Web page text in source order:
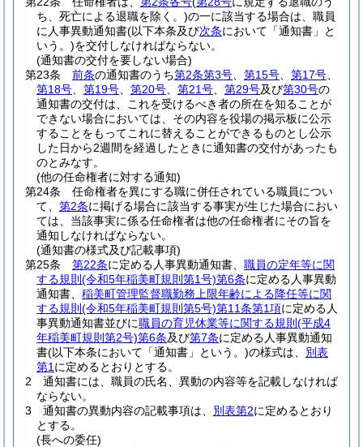
ち、死亡による退職を除く。)の一に該当する場合は、職員
に人事異動通知書(以下本条及び次条において「通知書」と
いう。)を交付しなければならない。
(通知書の交付を要しない場合)
第23条
前条の通知書のうち第2条第3号 第15号 第17号
第18号
第19号 第20号 第21号 第29号及び第30号の
通知書の交付は、これを受けるべき者の所在を知ることが
できない場合においては、その内容を役場の掲示板に公示
することをもってこれに替えることができるものとし公示
した日から2週間を経過したときに通知書の交付があったも
のとみなす。
(他の任命権者に対する通知)
第24条
任命権者を異にする職に併任されている職員につい
て、 第2条に掲げる場合に該当する事実が生じた場合におい
ては、当該事実に係る任命権者は他の任命権者にその旨を
通知しなければならない。
(通知書の様式及び記載事項)
第25条
第22条に定める人事異動通知書、 職員の定年等に関
する規則 (令和5年稲美町規則第1号)第6条に定める人事異動
通知書、 稲美町管理監督職勤務上限年齢による降任等に関
する規則 (令和5年稲美町規則第5号)第11条第1項に定める人
事異動通知書並びに職員の育児休業等に関する規則 (平成4
年稲美町規則第2号)第6条及び第7条に定める人事異動通知
書(以下本条において「通知書」という。)の様式は、 別表
第1 に定めるとおりとする。
2
通知書には、職員の氏名、異動の内容等を記載しなければ
ならない。
3
通知書の異動内容の記載事項は、 別表第2に定めるとおり
とする。
(長への委任)